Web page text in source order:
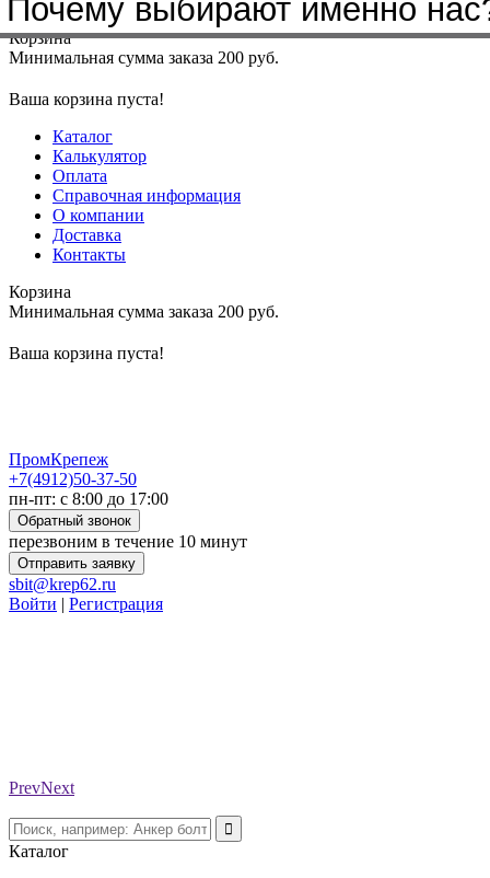
Меню+7(4912)50-37-50sbit@krep62.ru
Корзина
Минимальная сумма заказа 200 руб.
Ваша корзина пуста!
Каталог
Калькулятор
Оплата
Справочная информация
О компании
Доставка
Контакты
Корзина
Минимальная сумма заказа 200 руб.
Ваша корзина пуста!
ПромКрепеж
+7(4912)50-37-50
пн-пт: с 8:00 до 17:00
Обратный звонок
перезвоним в течение 10 минут
Отправить заявку
sbit@krep62.ru
Войти | Регистрация
PrevNext
Каталог
Почему выбирают именно